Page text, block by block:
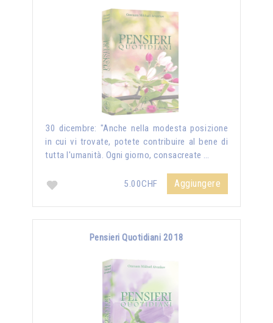
30 dicembre: "Anche nella modesta posizione
in cui vi trovate, potete contribuire al bene di
tutta l'umanità. Ogni giorno, consacreate …
5.00CHF Aggiungere
Pensieri Quotidiani 2018